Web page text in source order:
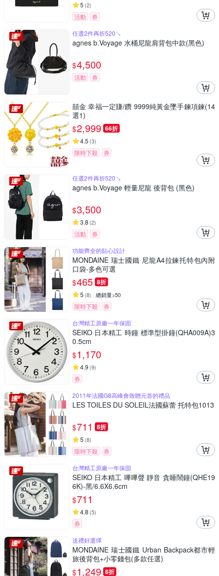
5 (2)
活動
券
任選2件再折520↘
agnes b.Voyage 水桶尼龍肩背包中款(黑色)
$4,500
活動 券
囍金 幸福一定賺/鑽 9999純黃金墜手鍊項鍊(14
選1)
$2,999 66折
4.5 (3)
限時下殺 券
任選2件再折520↘
agnes b.Voyage 輕量尼龍 後背包 (黑色)
$3,500
3.8 (2)
活動
券
功能齊全的貼心設計
MONDAINE 瑞士國鐵 尼龍A4拉鍊托特包內附
口袋-多色可選
$465 8折
5 (8) 總銷量>50
限時下殺
券
台灣精工原廠一年保固
SEIKO 日本精工 時鐘 標準型掛鐘(QHA009A)3
0.5cm
$1,170
4.9 (9)
券
2011年法國G8高峰會致贈元首的禮品
LES TOILES DU SOLEIL法國蘇蕾 托特包1013
$711 8折
5 (8)
限時下殺
券
台灣精工原廠一年保固
SEIKO 日本精工 嗶嗶聲 靜音 貪睡鬧鐘(QHE19
6K)-黑/6.6X6.6cm
$711
4.8 (5)
券
送禮好選擇
MONDAINE 瑞士國鐵 Urban Backpack都市輕
旅後背包+小零錢包(多款任選)
$1,249 8折